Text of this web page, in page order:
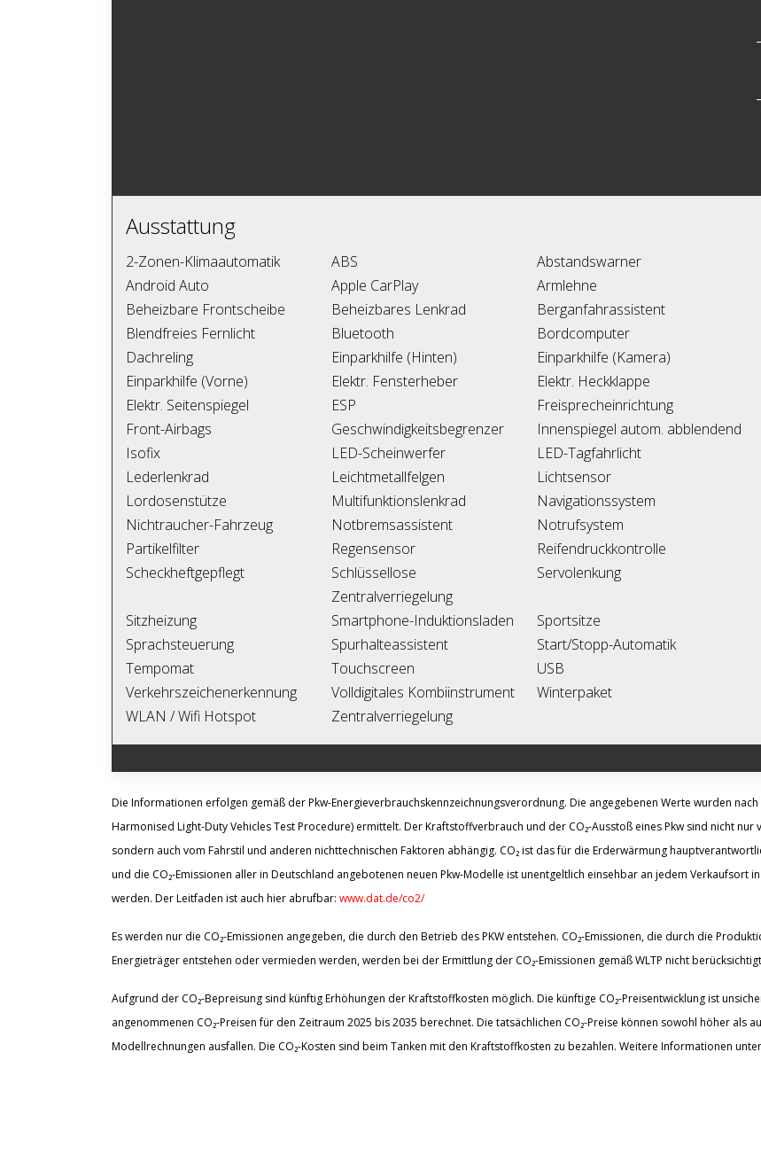
Ausstattung
2-Zonen-Klimaautomatik ABS
Abstandswarner
Android Auto
Apple CarPlay
Armlehne
Beheizbare Frontscheibe
Beheizbares Lenkrad
Berganfahrassistent
Blendfreies Fernlicht
Bluetooth
Bordcomputer
Dachreling
Einparkhilfe (Hinten)
Einparkhilfe (Kamera)
Einparkhilfe (Vorne)
Elektr. Fensterheber
Elektr. Heckklappe
Elektr. Seitenspiegel
ESP
Freisprecheinrichtung
Front-Airbags
Geschwindigkeitsbegrenzer
Innenspiegel autom. abblendend
Isofix
LED-Scheinwerfer
LED-Tagfahrlicht
Lederlenkrad
Leichtmetallfelgen
Lichtsensor
Lordosenstütze
Multifunktionslenkrad
Navigationssystem
Nichtraucher-Fahrzeug
Notbremsassistent
Notrufsystem
Partikelfilter
Regensensor
Reifendruckkontrolle
Scheckheftgepflegt
Schlüssellose
Zentralverriegelung
Servolenkung
Sitzheizung Smartphone-Induktionsladen
Sportsitze
Sprachsteuerung
Spurhalteassistent
Start/Stopp-Automatik
Tempomat
Touchscreen
USB
Verkehrszeichenerkennung
Volldigitales Kombiinstrument
Winterpaket
WLAN / Wifi Hotspot
Zentralverriegelung
Die Informationen erfolgen gemäß der Pkw-Energieverbrauchskennzeichnungsverordnung. Die angegebenen Werte wurden
Harmonised Light-Duty Vehicles Test Procedure) ermittelt. Der Kraftstoffverbrauch und der CO₂-Ausstoß eines Pkw sind nicht
sondern auch vom Fahrstil und anderen nichttechnischen Faktoren abhängig. CO₂ ist das für die Erderwärmung
und die CO₂-Emissionen aller in Deutschland angebotenen neuen Pkw-Modelle ist unentgeltlich einsehbar an jedem Verkaufsort
werden. Der Leitfaden ist auch hier abrufbar: www.dat.de/co2/
Es werden nur die CO₂-Emissionen angegeben, die durch den Betrieb des PKW entstehen. CO₂-Emissionen, die durch die
Energieträger entstehen oder vermieden werden, werden bei der Ermittlung der CO₂-Emissionen gemäß WLTP nicht
Aufgrund der CO₂-Bepreisung sind künftig Erhöhungen der Kraftstoffkosten möglich. Die künftige CO₂-Preisentwicklung ist
angenommenen CO₂-Preisen für den Zeitraum 2025 bis 2035 berechnet. Die tatsächlichen CO₂-Preise können sowohl höher als
Modellrechnungen ausfallen. Die CO₂-Kosten sind beim Tanken mit den Kraftstoffkosten zu bezahlen. Weitere Informationen unter